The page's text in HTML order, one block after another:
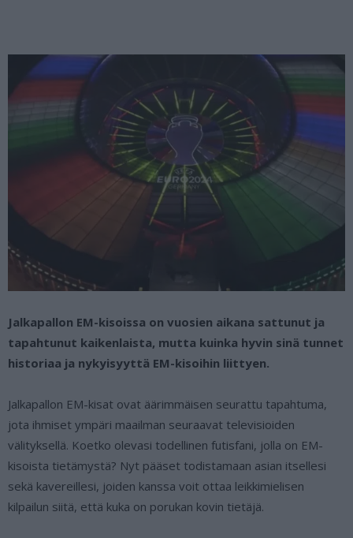
Jalkapallon EM-kisoissa on vuosien aikana sattunut ja
tapahtunut kaikenlaista, mutta kuinka hyvin sinä tunnet
historiaa ja nykyisyyttä EM-kisoihin liittyen.
Jalkapallon EM-kisat ovat äärimmäisen seurattu tapahtuma,
jota ihmiset ympäri maailman seuraavat televisioiden
välityksellä. Koetko olevasi todellinen futisfani, jolla on EM-
kisoista tietämystä? Nyt pääset todistamaan asian itsellesi
sekä kavereillesi, joiden kanssa voit ottaa leikkimielisen
kilpailun siitä, että kuka on porukan kovin tietäjä.